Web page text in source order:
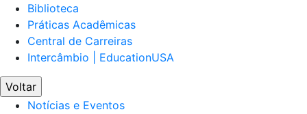
Biblioteca
Práticas Acadêmicas
Central de Carreiras
Intercâmbio | EducationUSA
Voltar
Notícias e Eventos